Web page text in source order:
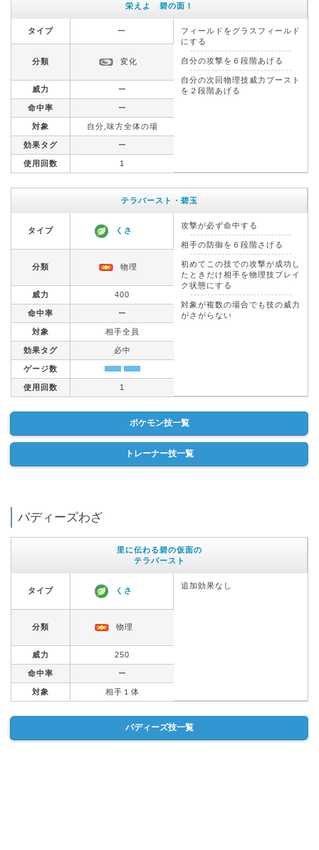
栄えよ 碧の面！
タイプ ー
フィールドをグラスフィールド
にする
自分の攻撃を６段階あげる
自分の次回物理技威力ブースト
を２段階あげる
分類 変化
威力 ー
命中率 ー
対象 自分,味方全体の場
効果タグ ー
使用回数 1
テラバースト・碧玉
タイプ くさ
攻撃が必ず命中する
相手の防御を６段階さげる
初めてこの技での攻撃が成功し
たときだけ相手を物理技ブレイ
ク状態にする
対象が複数の場合でも技の威力
がさがらない
分類 物理
威力 400
命中率 ー
対象 相手全員
効果タグ 必中
ゲージ数
使用回数 1
ポケモン技一覧
トレーナー技一覧
バディーズわざ
里に伝わる碧の仮面の
テラバースト
タイプ くさ
追加効果なし
分類 物理
威力 250
命中率 ー
対象 相手１体
バディーズ技一覧